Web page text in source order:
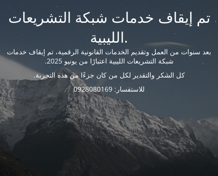
تم إيقاف خدمات شبكة التشريعات
الليبية.
بعد سنوات من العمل وتقديم الخدمات القانونية الرقمية، تم إيقاف خدمات
شبكة التشريعات الليبية اعتبارًا من يونيو 2025.
كل الشكر والتقدير لكل من كان جزءًا من هذه التجربة.
للاستفسار: 0928080169